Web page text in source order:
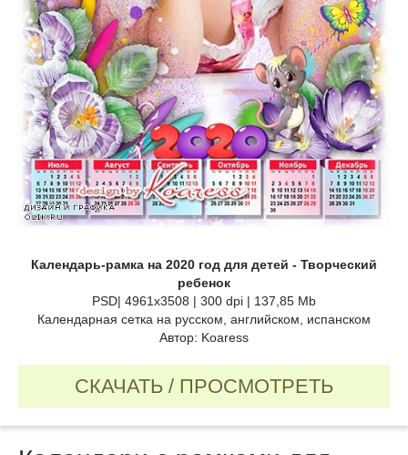
Календарь-рамка на 2020 год для детей - Творческий
ребенок
PSD| 4961x3508 | 300 dpi | 137,85 Mb
Календарная сетка на русском, английском, испанском
Автор: Koaress
СКАЧАТЬ / ПРОСМОТРЕТЬ